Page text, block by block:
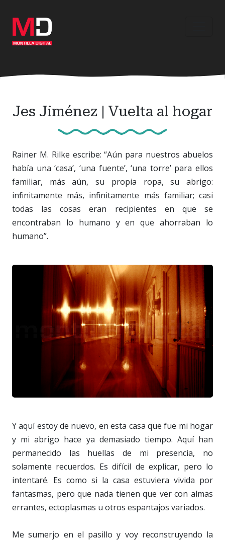
contenido
principal
Jes Jiménez | Vuelta al hogar
Rainer M. Rilke escribe: “Aún para nuestros abuelos
había una ‘casa’, ‘una fuente’, ‘una torre’ para ellos
familiar, más aún, su propia ropa, su abrigo:
infinitamente más, infinitamente más familiar; casi
todas las cosas eran recipientes en que se
encontraban lo humano y en que ahorraban lo
humano”.
Y aquí estoy de nuevo, en esta casa que fue mi hogar
y mi abrigo hace ya demasiado tiempo. Aquí han
permanecido las huellas de mi presencia, no
solamente recuerdos. Es difícil de explicar, pero lo
intentaré. Es como si la casa estuviera vivida por
fantasmas, pero que nada tienen que ver con almas
errantes, ectoplasmas u otros espantajos variados.
Me sumerjo en el pasillo y voy reconstruyendo la